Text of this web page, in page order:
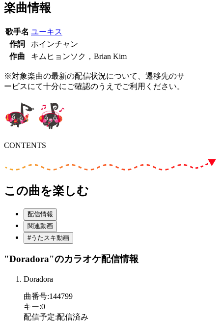
楽曲情報
歌手名 ユーキス
作詞
ホインチャン
作曲
キムヒョンソク，Brian Kim
※対象楽曲の最新の配信状況について、遷移先のサ
ービスにて十分にご確認のうえでご利用ください。
CONTENTS
この曲を楽しむ
配信情報
関連動画
#うたスキ動画
"Doradora"のカラオケ配信情報
Doradora
曲番号:144799
キー:0
配信予定:配信済み